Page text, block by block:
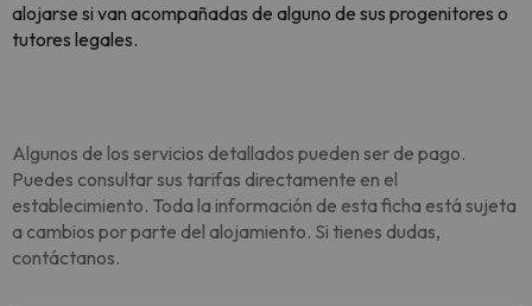
alojarse si van acompañadas de alguno de sus progenitores o
tutores legales.
Algunos de los servicios detallados pueden ser de pago.
Puedes consultar sus tarifas directamente en el
establecimiento. Toda la información de esta ficha está sujeta
a cambios por parte del alojamiento. Si tienes dudas,
contáctanos.